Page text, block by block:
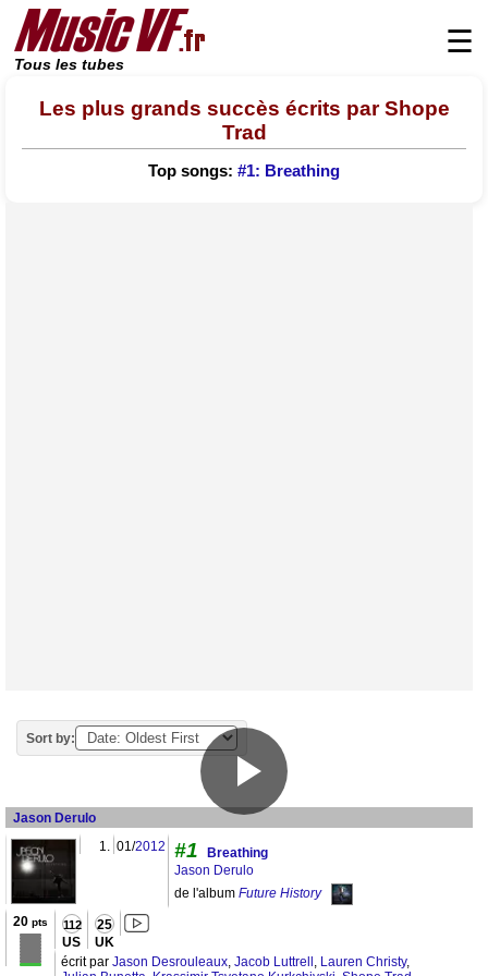
Tous les tubes
☰
Les plus grands succès écrits par Shope
Trad
Top songs: #1: Breathing
Sort by:
Jason Derulo
1. 01/2012 #1
Breathing
Jason Derulo
de l'album Future History
20 pts
112
US
25
UK
écrit par Jason Desrouleaux, Jacob Luttrell, Lauren Christy,